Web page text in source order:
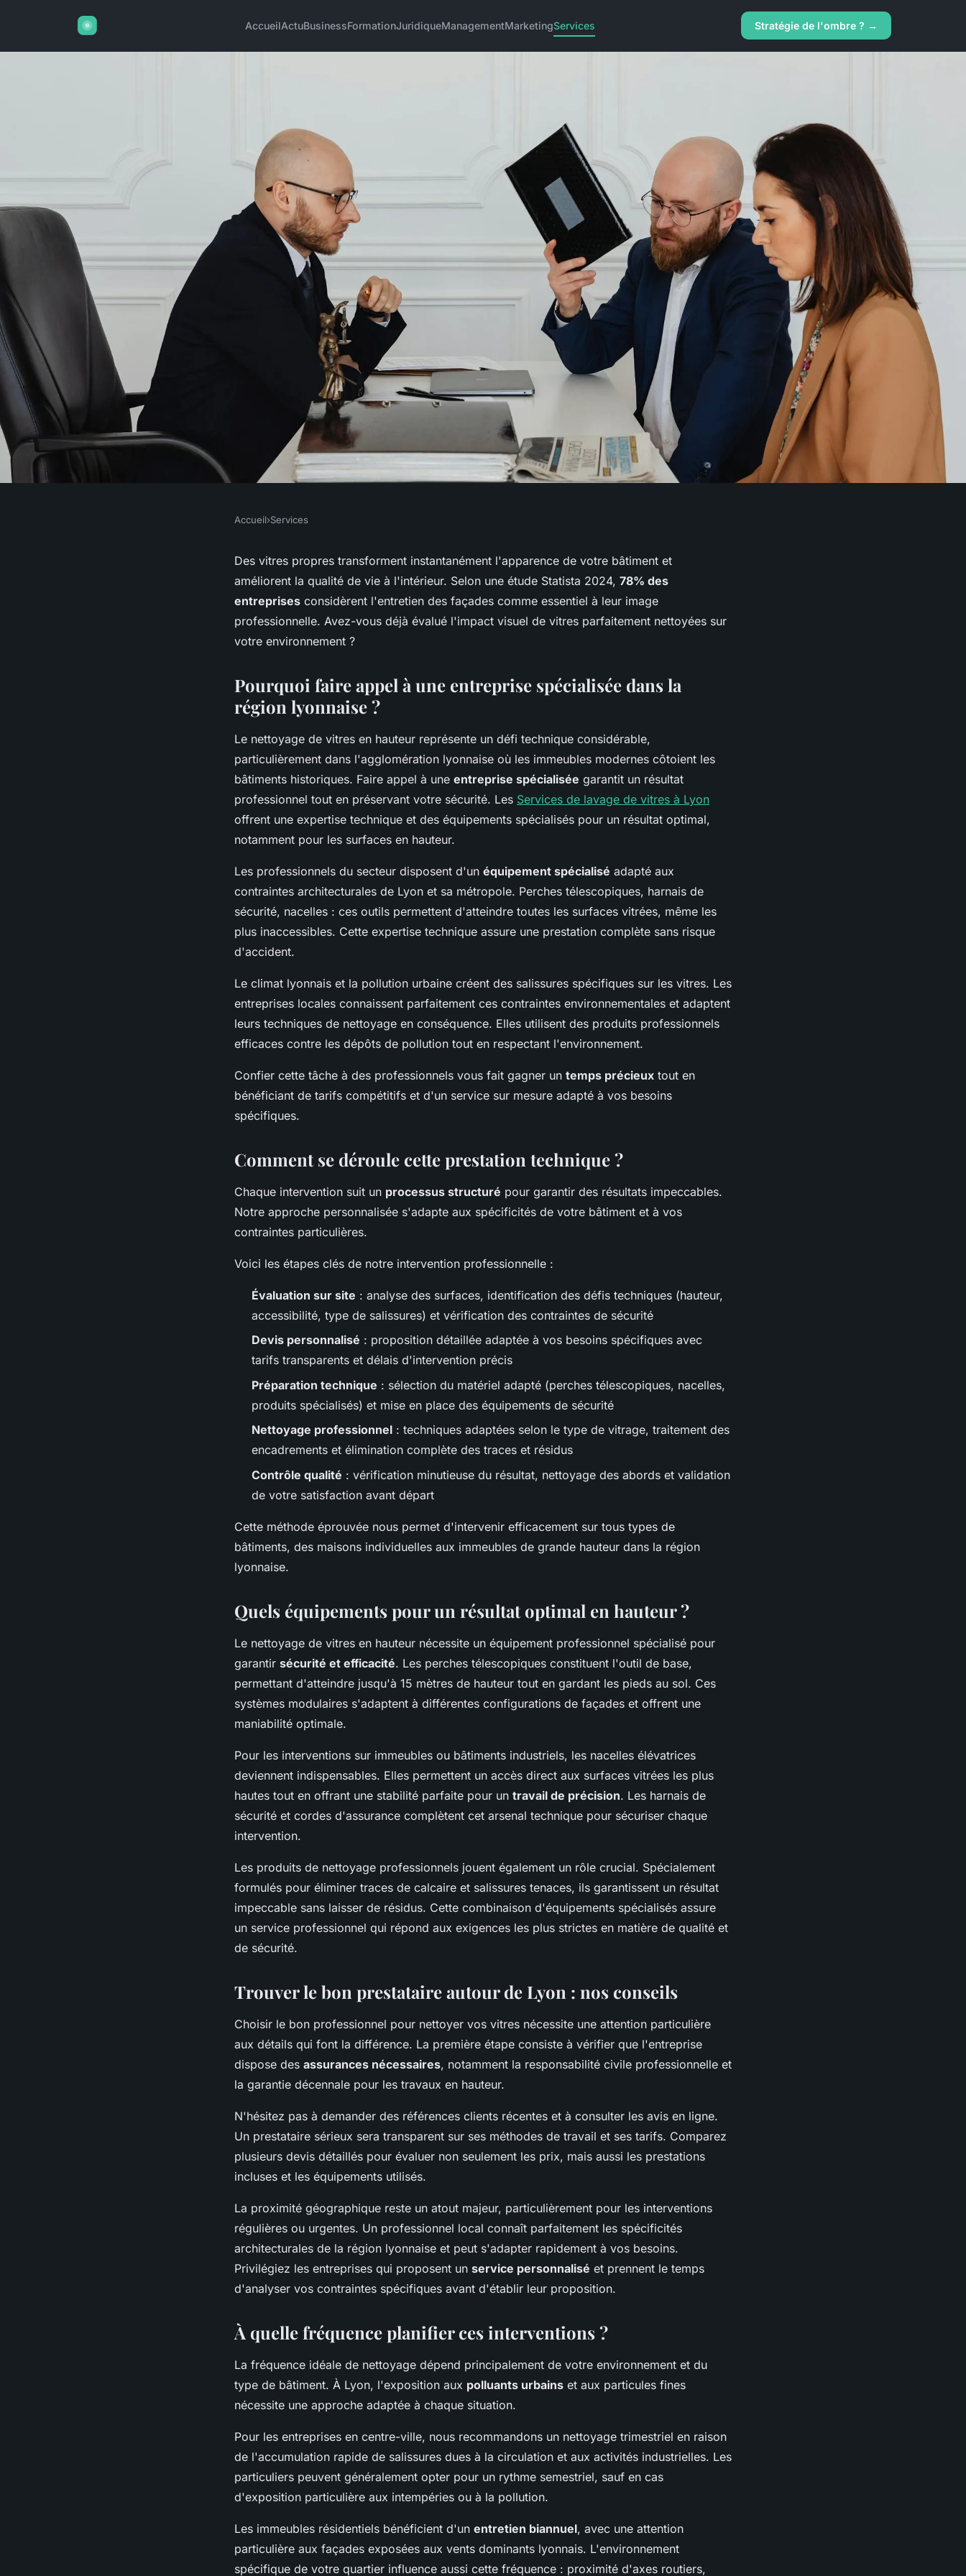
AccueilActuBusinessFormationJuridiqueManagementMarketingServices Stratégie de l'ombre ? →
Des vitres impeccables à lyon :
découvrez nos services pro
7 min de lecture
Accueil›Services
Des vitres propres transforment instantanément l'apparence de votre bâtiment et
améliorent la qualité de vie à l'intérieur. Selon une étude Statista 2024, 78% des
entreprises considèrent l'entretien des façades comme essentiel à leur image
professionnelle. Avez-vous déjà évalué l'impact visuel de vitres parfaitement nettoyées sur
votre environnement ?
Pourquoi faire appel à une entreprise spécialisée dans la
région lyonnaise ?
Le nettoyage de vitres en hauteur représente un défi technique considérable,
particulièrement dans l'agglomération lyonnaise où les immeubles modernes côtoient les
bâtiments historiques. Faire appel à une entreprise spécialisée garantit un résultat
professionnel tout en préservant votre sécurité. Les Services de lavage de vitres à Lyon
offrent une expertise technique et des équipements spécialisés pour un résultat optimal,
notamment pour les surfaces en hauteur.
Les professionnels du secteur disposent d'un équipement spécialisé adapté aux
contraintes architecturales de Lyon et sa métropole. Perches télescopiques, harnais de
sécurité, nacelles : ces outils permettent d'atteindre toutes les surfaces vitrées, même les
plus inaccessibles. Cette expertise technique assure une prestation complète sans risque
d'accident.
Le climat lyonnais et la pollution urbaine créent des salissures spécifiques sur les vitres. Les
entreprises locales connaissent parfaitement ces contraintes environnementales et adaptent
leurs techniques de nettoyage en conséquence. Elles utilisent des produits professionnels
efficaces contre les dépôts de pollution tout en respectant l'environnement.
Confier cette tâche à des professionnels vous fait gagner un temps précieux tout en
bénéficiant de tarifs compétitifs et d'un service sur mesure adapté à vos besoins
spécifiques.
Comment se déroule cette prestation technique ?
Chaque intervention suit un processus structuré pour garantir des résultats impeccables.
Notre approche personnalisée s'adapte aux spécificités de votre bâtiment et à vos
contraintes particulières.
Voici les étapes clés de notre intervention professionnelle :
Évaluation sur site : analyse des surfaces, identification des défis techniques (hauteur,
accessibilité, type de salissures) et vérification des contraintes de sécurité
Devis personnalisé : proposition détaillée adaptée à vos besoins spécifiques avec
tarifs transparents et délais d'intervention précis
Préparation technique : sélection du matériel adapté (perches télescopiques, nacelles,
produits spécialisés) et mise en place des équipements de sécurité
Nettoyage professionnel : techniques adaptées selon le type de vitrage, traitement des
encadrements et élimination complète des traces et résidus
Contrôle qualité : vérification minutieuse du résultat, nettoyage des abords et validation
de votre satisfaction avant départ
Cette méthode éprouvée nous permet d'intervenir efficacement sur tous types de
bâtiments, des maisons individuelles aux immeubles de grande hauteur dans la région
lyonnaise.
Quels équipements pour un résultat optimal en hauteur ?
Le nettoyage de vitres en hauteur nécessite un équipement professionnel spécialisé pour
garantir sécurité et efficacité. Les perches télescopiques constituent l'outil de base,
permettant d'atteindre jusqu'à 15 mètres de hauteur tout en gardant les pieds au sol. Ces
systèmes modulaires s'adaptent à différentes configurations de façades et offrent une
maniabilité optimale.
Pour les interventions sur immeubles ou bâtiments industriels, les nacelles élévatrices
deviennent indispensables. Elles permettent un accès direct aux surfaces vitrées les plus
hautes tout en offrant une stabilité parfaite pour un travail de précision. Les harnais de
sécurité et cordes d'assurance complètent cet arsenal technique pour sécuriser chaque
intervention.
Les produits de nettoyage professionnels jouent également un rôle crucial. Spécialement
formulés pour éliminer traces de calcaire et salissures tenaces, ils garantissent un résultat
impeccable sans laisser de résidus. Cette combinaison d'équipements spécialisés assure
un service professionnel qui répond aux exigences les plus strictes en matière de qualité et
de sécurité.
Trouver le bon prestataire autour de Lyon : nos conseils
Choisir le bon professionnel pour nettoyer vos vitres nécessite une attention particulière
aux détails qui font la différence. La première étape consiste à vérifier que l'entreprise
dispose des assurances nécessaires, notamment la responsabilité civile professionnelle et
la garantie décennale pour les travaux en hauteur.
N'hésitez pas à demander des références clients récentes et à consulter les avis en ligne.
Un prestataire sérieux sera transparent sur ses méthodes de travail et ses tarifs. Comparez
plusieurs devis détaillés pour évaluer non seulement les prix, mais aussi les prestations
incluses et les équipements utilisés.
La proximité géographique reste un atout majeur, particulièrement pour les interventions
régulières ou urgentes. Un professionnel local connaît parfaitement les spécificités
architecturales de la région lyonnaise et peut s'adapter rapidement à vos besoins.
Privilégiez les entreprises qui proposent un service personnalisé et prennent le temps
d'analyser vos contraintes spécifiques avant d'établir leur proposition.
À quelle fréquence planifier ces interventions ?
La fréquence idéale de nettoyage dépend principalement de votre environnement et du
type de bâtiment. À Lyon, l'exposition aux polluants urbains et aux particules fines
nécessite une approche adaptée à chaque situation.
Pour les entreprises en centre-ville, nous recommandons un nettoyage trimestriel en raison
de l'accumulation rapide de salissures dues à la circulation et aux activités industrielles. Les
particuliers peuvent généralement opter pour un rythme semestriel, sauf en cas
d'exposition particulière aux intempéries ou à la pollution.
Les immeubles résidentiels bénéficient d'un entretien biannuel, avec une attention
particulière aux façades exposées aux vents dominants lyonnais. L'environnement
spécifique de votre quartier influence aussi cette fréquence : proximité d'axes routiers,